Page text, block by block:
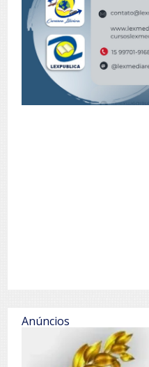
Anúncios